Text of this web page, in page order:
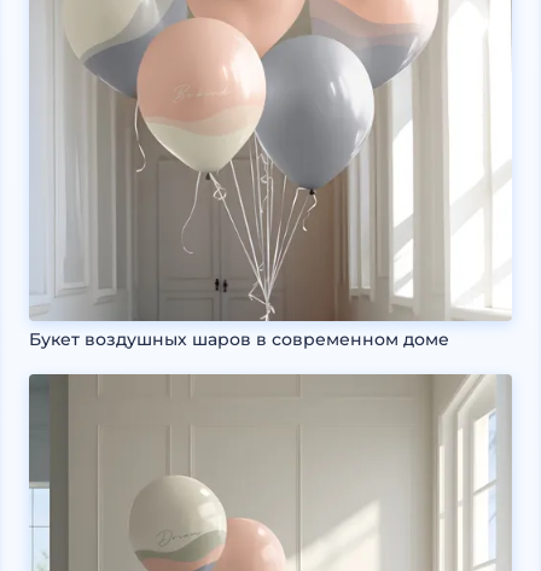
Букет воздушных шаров в современном доме